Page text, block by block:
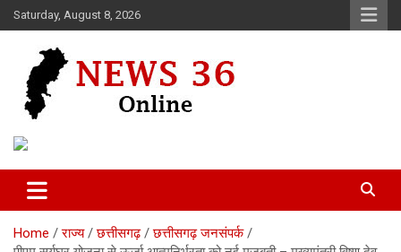
Skip
to
Saturday, August 8, 2026
News 36
Home राज्य छत्तीसगढ़
छत्तीसगढ़ जनसंपर्क